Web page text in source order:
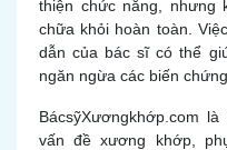
thiện chức năng, nhưng
chữa khỏi hoàn toàn.
dẫn của bác sĩ có thể
ngăn ngừa các biến chứng.
BácsỹXươngkhớp.com
vấn đề xương khớp,